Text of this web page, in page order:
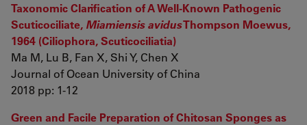
Taxonomic Clarification of A Well-Known Pathogenic
Scuticociliate, Miamiensis avidusThompson Moewus,
1964 (Ciliophora, Scuticociliatia)
Ma M, Lu B, Fan X, Shi Y, Chen X
Journal of Ocean University of China
2018 pp: 1-12
Green and Facile Preparation of Chitosan Sponges as